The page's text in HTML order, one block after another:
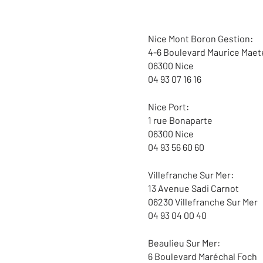
Nice Mont Boron Gestion:
4-6 Boulevard Maurice
06300 Nice
04 93 07 16 16
Nice Port:
1 rue Bonaparte
06300 Nice
04 93 56 60 60
Villefranche Sur Mer:
13 Avenue Sadi Carnot
06230 Villefranche Sur Mer
04 93 04 00 40
Beaulieu Sur Mer:
6 Boulevard Maréchal Foch